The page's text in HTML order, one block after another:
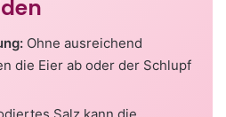
Ohne ausreichend
die Eier ab oder der Schlupf